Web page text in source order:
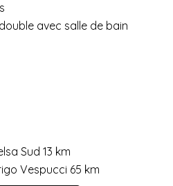
avec salle de bain
Sud 13 km
Vespucci 65 km